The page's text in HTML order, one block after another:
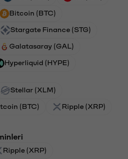
Bitcoin (BTC)
Stargate Finance (STG)
Galatasaray (GAL)
Hyperliquid (HYPE)
Stellar (XLM)
(BTC) Ripple (XRP)
Ripple (XRP)